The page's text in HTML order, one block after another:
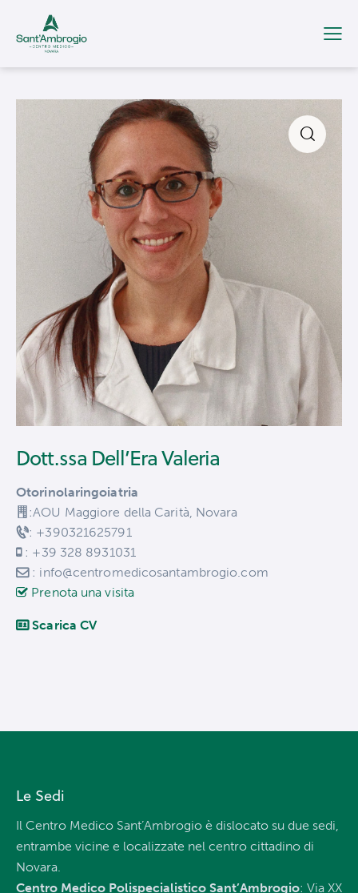
Dott.ssa Dell’Era Valeria
Otorinolaringoiatria
:AOU Maggiore della Carità, Novara
: +390321625791
: +39 328 8931031
: info@centromedicosantambrogio.com
Prenota una visita
Scarica CV
Le Sedi
Il Centro Medico Sant’Ambrogio è dislocato su due sedi,
entrambe vicine e localizzate nel centro cittadino di
Novara.
Centro Medico Polispecialistico Sant’Ambrogio: Via XX